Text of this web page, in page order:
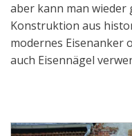
aber kann man wieder
Konstruktion aus
modernes Eisenanker
auch Eisennägel